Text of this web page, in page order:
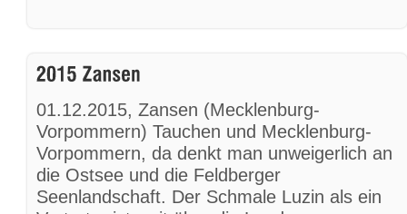
01.12.2015, Zansen (Mecklenburg-
Vorpommern) Tauchen und Mecklenburg-
Vorpommern, da denkt man unweigerlich an
die Ostsee und die Feldberger
Seenlandschaft. Der Schmale Luzin als ein